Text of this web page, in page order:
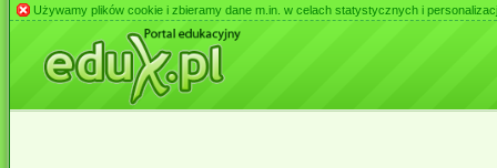
Używamy plików cookie i zbieramy dane m.in. w celach statystycznych i